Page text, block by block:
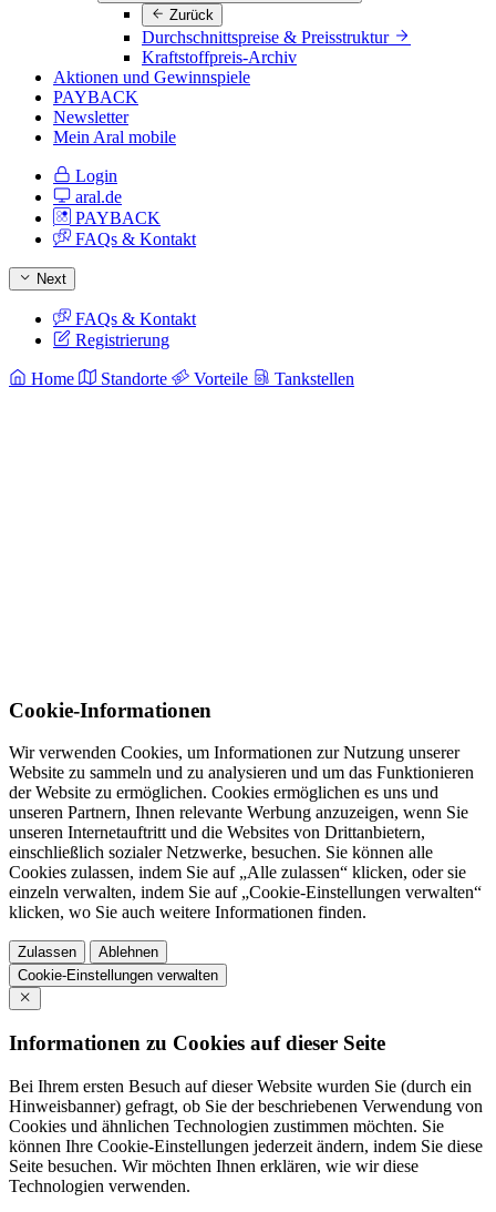
Zurück
Durchschnittspreise & Preisstruktur
Kraftstoffpreis-Archiv
Aktionen und Gewinnspiele
PAYBACK
Newsletter
Mein Aral mobile
Login
aral.de
PAYBACK
FAQs & Kontakt
Next
FAQs & Kontakt
Registrierung
Home Standorte Vorteile Tankstellen
Cookie-Informationen
Wir verwenden Cookies, um Informationen zur Nutzung unserer
Website zu sammeln und zu analysieren und um das Funktionieren
der Website zu ermöglichen. Cookies ermöglichen es uns und
unseren Partnern, Ihnen relevante Werbung anzuzeigen, wenn Sie
unseren Internetauftritt und die Websites von Drittanbietern,
einschließlich sozialer Netzwerke, besuchen. Sie können alle
Cookies zulassen, indem Sie auf „Alle zulassen“ klicken, oder sie
einzeln verwalten, indem Sie auf „Cookie-Einstellungen verwalten“
klicken, wo Sie auch weitere Informationen finden.
Zulassen
Ablehnen
Cookie-Einstellungen verwalten
Informationen zu Cookies auf dieser Seite
Bei Ihrem ersten Besuch auf dieser Website wurden Sie (durch ein
Hinweisbanner) gefragt, ob Sie der beschriebenen Verwendung von
Cookies und ähnlichen Technologien zustimmen möchten. Sie
können Ihre Cookie-Einstellungen jederzeit ändern, indem Sie diese
Seite besuchen. Wir möchten Ihnen erklären, wie wir diese
Technologien verwenden.